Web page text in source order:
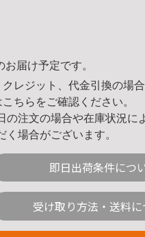
届け予定です。
レジット、代金引換の場
こちら をご確認ください。
の注文の場合や在庫状況に
く場合がございます。
即日出荷条件につ
受け取り方法・送料に